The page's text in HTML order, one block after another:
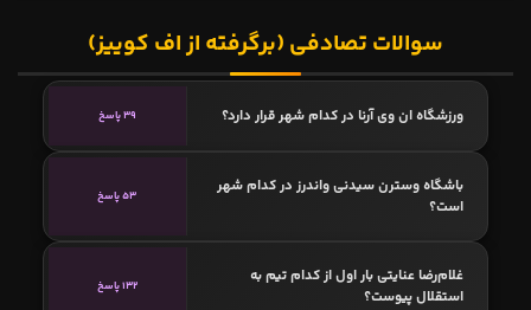
سوالات تصادفی (برگرفته از اف کوییز)
ورزشگاه ان وی آرنا در کدام شهر قرار دارد؟ 39 پاسخ
باشگاه وسترن سیدنی واندرز در کدام شهر
است؟
53 پاسخ
غلام‌رضا عنایتی بار اول از کدام تیم به
استقلال پیوست؟
132 پاسخ